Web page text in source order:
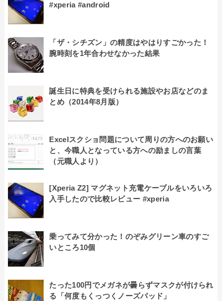
#xperia #android
「ザ・シチズン」の精度はやはりすごかった！
腕時刻を1年合わせなかった結果
誕生日に特典を受けられる施設やお店などのま
とめ（2014年8月版）
Excelスクショ問題について周りの方へのお願い
と、今職人となっている方への励ましの言葉
（元職人より）
[Xperia Z2] マグネット充電ケーブルをいろいろ
入手したので比較レビュー #xperia
乗ってみて分かった！のぞみグリーン車のすご
いところ10個
たった100円でメガネが曇らずマスクが付けられ
る「何度もくっつくノーズパッド」